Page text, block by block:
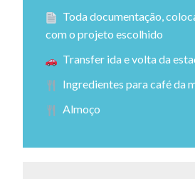
Toda documentação,
com o projeto escolhido
Transfer ida e volta da
Ingredientes para café da
Almoço